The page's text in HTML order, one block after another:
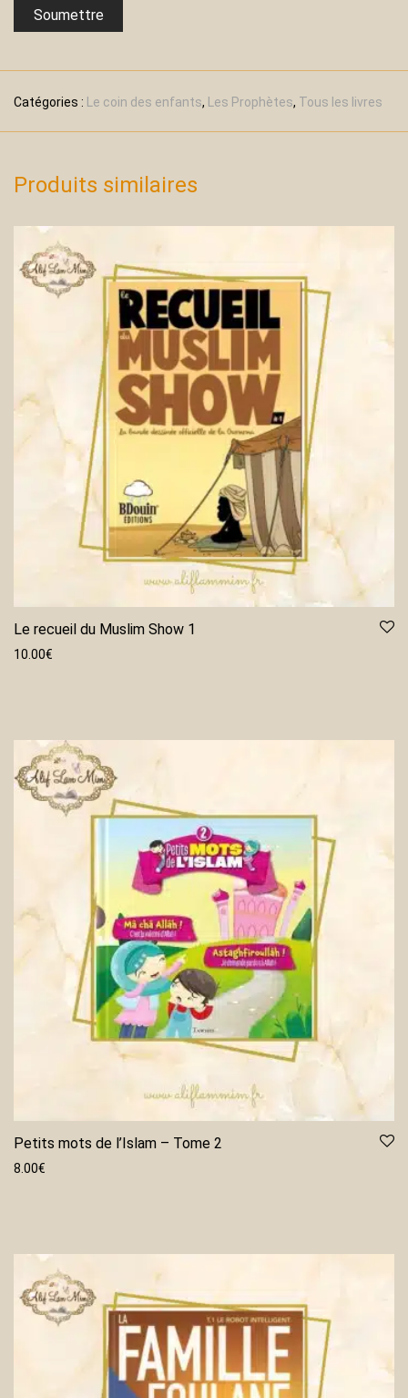
Catégories : Le coin des enfants, Les Prophètes, Tous les livres
Produits similaires
Le recueil du Muslim Show 1
10.00€
Petits mots de l’Islam – Tome 2
8.00€